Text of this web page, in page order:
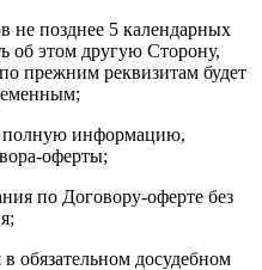
не позднее 5 календарных
об этом другую Сторону,
прежним реквизитам будет
полную информацию,
оферты;
по Договору-оферте без
в обязательном досудебном